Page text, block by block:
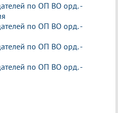
по ОП ВО орд. -
по ОП ВО орд. -
по ОП ВО орд. -
по ОП ВО орд. -